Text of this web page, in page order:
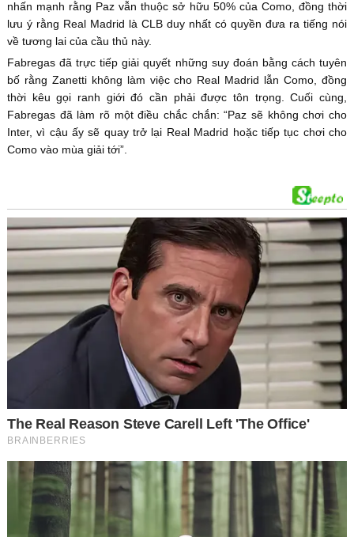
nhấn mạnh rằng Paz vẫn thuộc sở hữu 50% của Como, đồng thời
lưu ý rằng Real Madrid là CLB duy nhất có quyền đưa ra tiếng nói
về tương lai của cầu thủ này.
Fabregas đã trực tiếp giải quyết những suy đoán bằng cách tuyên
bố rằng Zanetti không làm việc cho Real Madrid lẫn Como, đồng
thời kêu gọi ranh giới đó cần phải được tôn trọng. Cuối cùng,
Fabregas đã làm rõ một điều chắc chắn: “Paz sẽ không chơi cho
Inter, vì cậu ấy sẽ quay trở lại Real Madrid hoặc tiếp tục chơi cho
Como vào mùa giải tới”.